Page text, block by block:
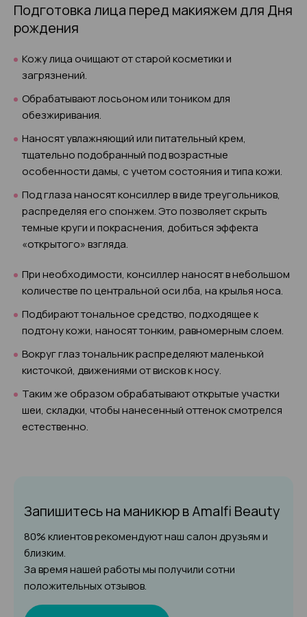
Подготовка лица перед макияжем для Дня
рождения
Кожу лица очищают от старой косметики и
загрязнений.
Обрабатывают лосьоном или тоником для
обезжиривания.
Наносят увлажняющий или питательный крем,
тщательно подобранный под возрастные
особенности дамы, с учетом состояния и типа кожи.
Под глаза наносят консиллер в виде треугольников,
распределяя его спонжем. Это позволяет скрыть
темные круги и покраснения, добиться эффекта
«открытого» взгляда.
При необходимости, консиллер наносят в небольшом
количестве по центральной оси лба, на крылья носа.
Подбирают тональное средство, подходящее к
подтону кожи, наносят тонким, равномерным слоем.
Вокруг глаз тональник распределяют маленькой
кисточкой, движениями от висков к носу.
Таким же образом обрабатывают открытые участки
шеи, складки, чтобы нанесенный оттенок смотрелся
естественно.
Запишитесь на маникюрв Amalfi Beauty
80% клиентов рекомендуют наш салон друзьям и
близким.
За время нашей работы мы получили сотни
положительных отзывов.